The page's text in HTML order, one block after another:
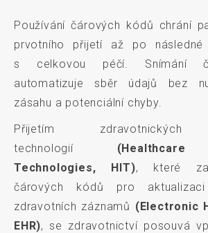
Používání čárových kódů chrání
prvotního přijetí až po následné
s celkovou péčí. Snímání
automatizuje sběr údajů bez
zásahu a potenciální chyby.
Přijetím zdravotnických
technologií
Technologies, HIT), které
čárových kódů pro aktualizaci
zdravotních záznamů (Electronic
EHR), se zdravotnictví posouvá